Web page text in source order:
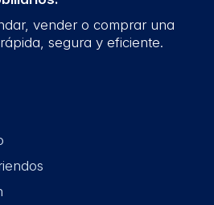
vender o comprar una
segura y eficiente.